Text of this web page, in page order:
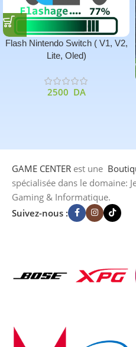
Flash Nintendo Switch ( V1, V2,
Lite, Oled)
2500 DA
GAME CENTER est une
spécialisée dans le domaine:
Gaming & Informatique.
Suivez-nous :